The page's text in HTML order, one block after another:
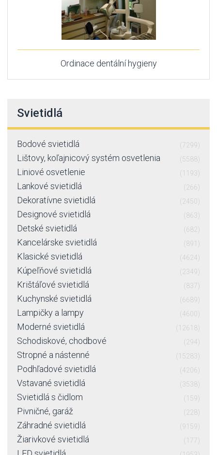
Ordinace dentální hygieny
Svietidlá
Bodové svietidlá (7299)
Lištovy, koľajnicový systém osvetlenia (5588)
Liniové osvetlenie (1193)
Lankové svietidlá (266)
Dekoratívne svietidlá (2450)
Designové svietidlá (863)
Detské svietidlá (682)
Kancelárske svietidlá (891)
Klasické svietidlá (4624)
Kúpeľňové svietidlá (2349)
Krištáľové svietidlá (837)
Kuchynské svietidlá (6689)
Lampičky a lampy (4600)
Moderné svietidlá (12618)
Schodiskové, chodbové (294)
Stropné a nástenné (15283)
Podhľadové svietidlá (4206)
Vstavané svietidlá (3538)
Svietidlá s čidlom (159)
Pivničné, garáž (228)
Záhradné svietidlá (9159)
Žiarivkové svietidlá (177)